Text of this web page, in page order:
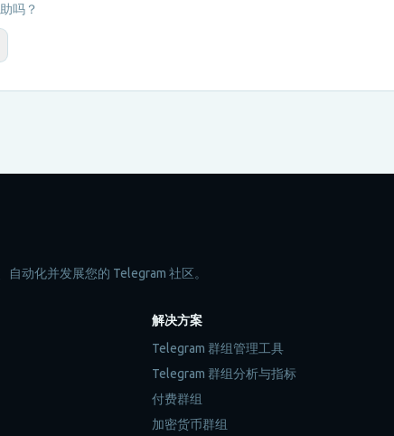
吗？
动化并发展您的 Telegram 社区。
解决方案
Telegram 群组管理工具
Telegram 群组分析与指标
付费群组
加密货币群组